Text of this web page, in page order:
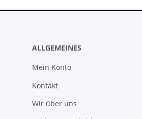
ALLGEMEINES
Mein Konto
Kontakt
Wir über uns